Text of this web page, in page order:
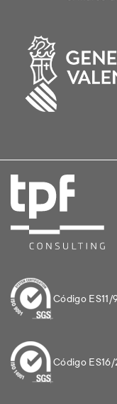
Código ES11/
Código